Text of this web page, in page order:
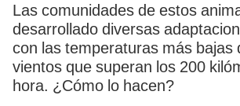
Las comunidades de estos
desarrollado diversas
con las temperaturas más bajas
vientos que superan los 200
hora. ¿Cómo lo hacen?